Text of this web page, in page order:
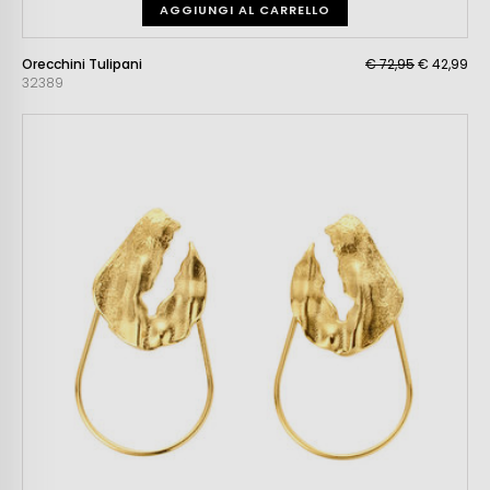
AGGIUNGI AL CARRELLO
Orecchini Tulipani
32389
€ 72,95€ 42,99